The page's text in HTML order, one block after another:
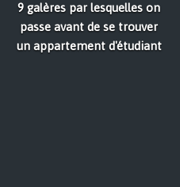
9 galères par lesquelles on
passe avant de se trouver
un appartement d'étudiant